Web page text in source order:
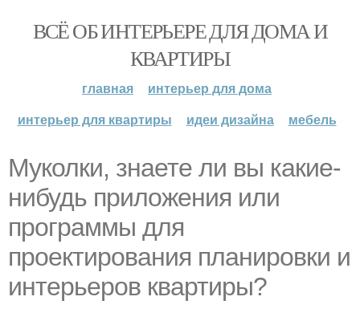
ВСЁ ОБ ИНТЕРЬЕРЕ ДЛЯ ДОМА И
КВАРТИРЫ
главная
интерьер для дома
интерьер для квартиры
идеи дизайна мебель
Муколки, знаете ли вы какие-
нибудь приложения или
программы для
проектирования планировки и
интерьеров квартиры?